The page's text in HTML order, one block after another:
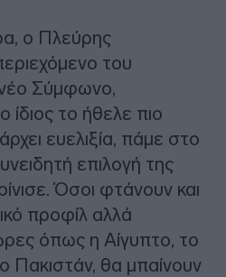
ο Πλεύρης
του
νέο Σύμφωνο,
ίδιος το ήθελε πιο
ευελιξία, πάμε στο
επιλογή της
Όσοι φτάνουν και
προφίλ αλλά
όπως η Αίγυπτο, το
Πακιστάν, θα μπαίνουν